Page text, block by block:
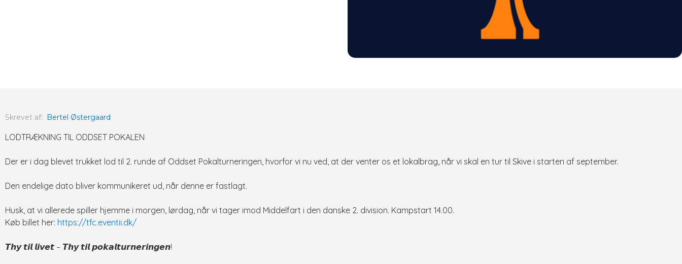
Skrevet af: Bertel Østergaard
LODTRÆKNING TIL ODDSET POKALEN
Der er i dag blevet trukket lod til 2. runde af Oddset Pokalturneringen, hvorfor vi nu ved, at der venter os et lokalbrag, når vi skal en tur til Skive i starten af september.
Den endelige dato bliver kommunikeret ud, når denne er fastlagt.
Husk, at vi allerede spiller hjemme i morgen, lørdag, når vi tager imod Middelfart i den danske 2. division. Kampstart 14.00.
Køb billet her: https://tfc.eventii.dk/
𝙏𝙝𝙮 𝙩𝙞𝙡 𝙡𝙞𝙫𝙚𝙩 – 𝙏𝙝𝙮 𝙩𝙞𝙡 𝙥𝙤𝙠𝙖𝙡𝙩𝙪𝙧𝙣𝙚𝙧𝙞𝙣𝙜𝙚𝙣!